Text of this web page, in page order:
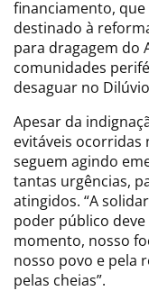
financiamento,
destinado à
para dragagem do
comunidades
desaguar no
Apesar da
evitáveis ocorridas
seguem agindo
tantas urgências,
atingidos. “A
poder público deve
momento, nosso
nosso povo e pela
pelas cheias”.